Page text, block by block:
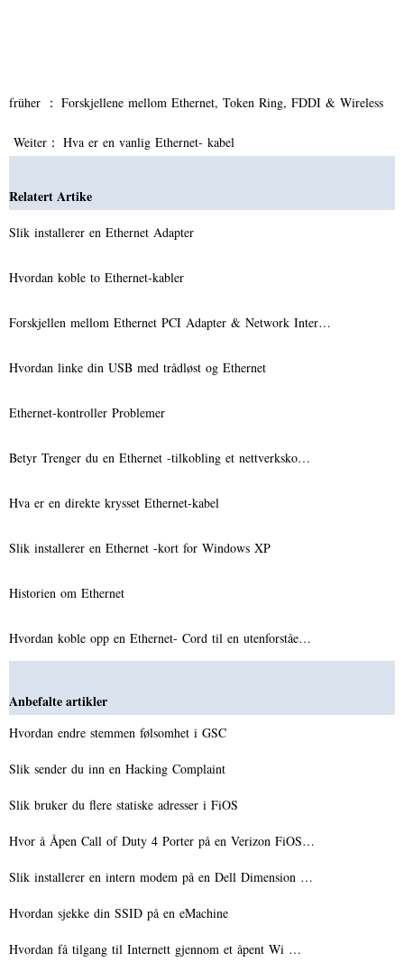
früher ： Forskjellene mellom Ethernet, Token Ring, FDDI & Wireless
Weiter： Hva er en vanlig Ethernet- kabel
Relatert Artike
Slik installerer en Ethernet Adapter
Hvordan koble to Ethernet-kabler
Forskjellen mellom Ethernet PCI Adapter & Network Inter…
Hvordan linke din USB med trådløst og Ethernet
Ethernet-kontroller Problemer
Betyr Trenger du en Ethernet -tilkobling et nettverksko…
Hva er en direkte krysset Ethernet-kabel
Slik installerer en Ethernet -kort for Windows XP
Historien om Ethernet
Hvordan koble opp en Ethernet- Cord til en utenforståe…
Anbefalte artikler
Hvordan endre stemmen følsomhet i GSC
Slik sender du inn en Hacking Complaint
Slik bruker du flere statiske adresser i FiOS
Hvor å Åpen Call of Duty 4 Porter på en Verizon FiOS…
Slik installerer en intern modem på en Dell Dimension …
Hvordan sjekke din SSID på en eMachine
Hvordan få tilgang til Internett gjennom et åpent Wi …